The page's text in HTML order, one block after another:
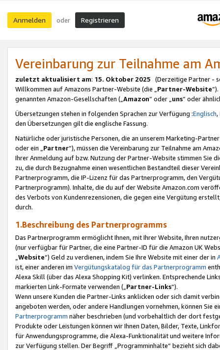
Anmelden oder Registrieren
Vereinbarung zur Teilnahme am
zuletzt aktualisiert am: 15. Oktober 2025 (Derzeitige Partner -
Willkommen auf Amazons Partner-Website (die „Partner-Website
genannten Amazon-Gesellschaften („Amazon“ oder „uns“ oder
Übersetzungen stehen in folgenden Sprachen zur Verfügung :Englisch,
den Übersetzungen gilt die englische Fassung.
Natürliche oder juristische Personen, die an unserem Marketing-
oder ein „Partner“), müssen die Vereinbarung zur Teilnahme am
Ihrer Anmeldung auf bzw. Nutzung der Partner-Website stimmen Sie
zu, die durch Bezugnahme einen wesentlichen Bestandteil dieser
Partnerprogramm, die IP-Lizenz für das Partnerprogramm, den
Partnerprogramm). Inhalte, die du auf der Website Amazon.com
des Verbots von Kundenrezensionen, die gegen eine Vergütung
durch.
1.Beschreibung des Partnerprogramms
Das Partnerprogramm ermöglicht Ihnen, mit Ihrer Website, Ihren
(nur verfügbar für Partner, die eine Partner-ID für die Amazon UK
Website“) Geld zu verdienen, indem Sie Ihre Website mit einer der in
ist, einer anderen im Vergütungskatalog für das Partnerprogramm
Alexa Skill (über das Alexa Shopping Kit) verlinken. Entsprechende
markierten Link-Formate verwenden („ Partner-Links“).
Wenn unsere Kunden die Partner-Links anklicken oder sich damit
angeboten werden, oder andere Handlungen vornehmen, können Sie
Partnerprogramm näher beschrieben (und vorbehaltlich der dort
Produkte oder Leistungen können wir Ihnen Daten, Bilder, Texte,
für Anwendungsprogramme, die Alexa-Funktionalität und weitere
zur Verfügung stellen. Der Begriff „Programminhalte“ bezieht sich